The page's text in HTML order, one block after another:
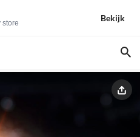
store
Bekijk